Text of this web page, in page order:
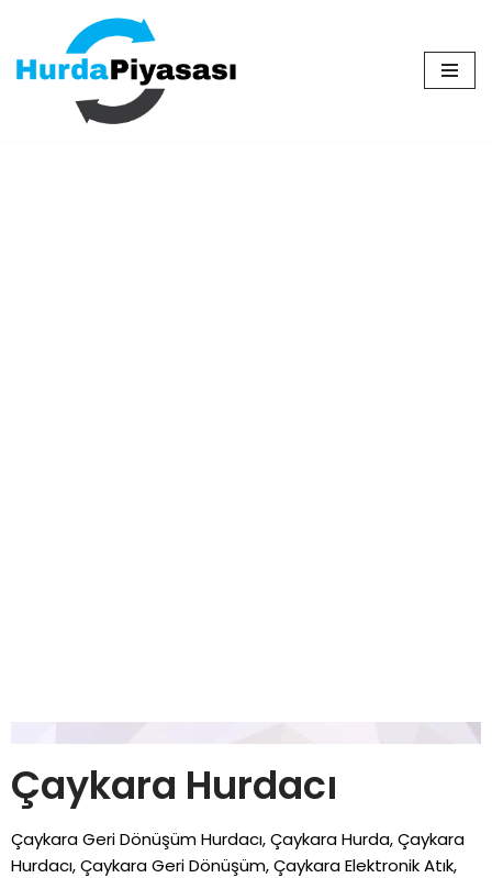
İçeriğe
geç
Çaykara Hurdacı
Çaykara Geri Dönüşüm Hurdacı, Çaykara Hurda, Çaykara
Hurdacı, Çaykara Geri Dönüşüm, Çaykara Elektronik Atık,